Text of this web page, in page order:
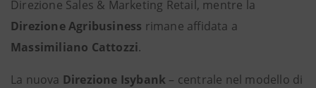
Direzione Sales & Marketing Retail, mentre la
Direzione Agribusiness rimane affidata a
Massimiliano Cattozzi.
La nuova Direzione Isybank – centrale nel modello di